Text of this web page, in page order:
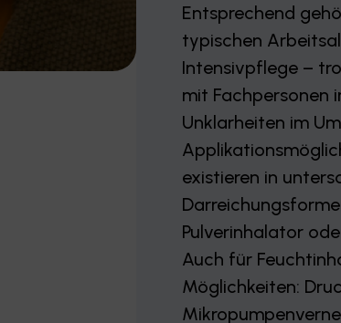
Entsprechend
typischen
Intensivpflege –
mit Fachpersonen
Unklarheiten im
existieren in
Pulverinhalator
Auch für
Möglichkeiten: